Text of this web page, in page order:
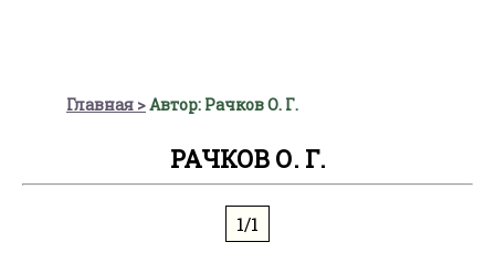
Главная Автор: Рачков О. Г.
РАЧКОВ О. Г.
1/1